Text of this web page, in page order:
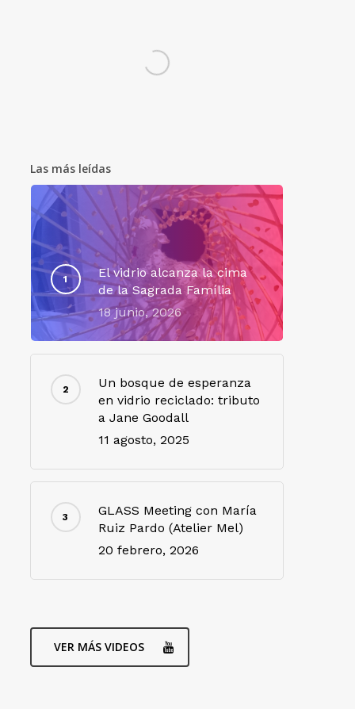
Las más leídas
El vidrio alcanza la cima
de la Sagrada Família
18 junio, 2026
Un bosque de esperanza
en vidrio reciclado: tributo
a Jane Goodall
11 agosto, 2025
GLASS Meeting con María
Ruiz Pardo (Atelier Mel)
20 febrero, 2026
VER MÁS VIDEOS